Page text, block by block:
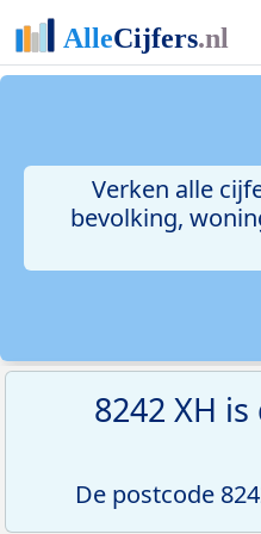
Verken alle
bevolking,
8242 XH
De postcode